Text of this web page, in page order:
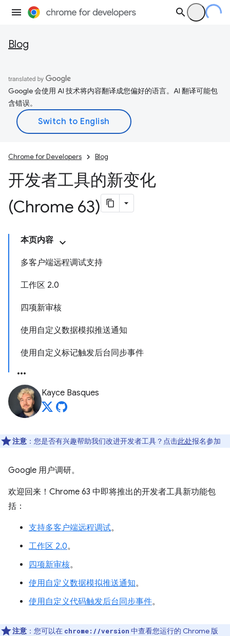
Blog
Google 会使用 AI 技术将内容翻译成您偏好的语言。AI 翻译可能包
含错误。
Chrome for Developers Blog
开发者工具的新变化
(Chrome 63)
本页内容
多客户端远程调试支持
工作区 2.0
四项新审核
使用自定义数据模拟推送通知
使用自定义标记触发后台同步事件
Kayce Basques
注意 ：您是否有兴趣帮助我们改进开发者工具？点击此处报名参加
Google 用户调研。
欢迎回来！Chrome 63 中即将推出的开发者工具新功能包
括：
支持多客户端远程调试。
工作区 2.0。
四项新审核。
使用自定义数据模拟推送通知。
使用自定义代码触发后台同步事件。
注意 ：您可以在 chrome://version 中查看您运行的 Chrome 版